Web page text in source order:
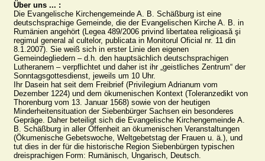
Über uns ... :
Die Evangelische Kirchengemeinde A. B. Schäßburg ist eine
deutschsprachige Gemeinde, die der Evangelischen Kirche A. B. in
Rumänien angehört (Legea 489/2006 privind libertatea religioasă şi
regimul general al cultelor, publicata in Monitorul Oficial nr. 11 din
8.1.2007). Sie weiß sich in erster Linie den eigenen
Gemeindegliedern – d.h. den hauptsächlich deutschsprachigen
Lutheranern – verpflichtet und daher ist ihr „geistliches Zentrum“ der
Sonntagsgottesdienst, jeweils um 10 Uhr.
Ihr Dasein hat seit dem Freibrief (Privilegium Adrianum vom
Dezember 1224) und dem ökumenischen Kontext (Toleranzedikt von
Thorenburg vom 13. Januar 1568) sowie von der heutigen
Minderheitensituation der Siebenbürger Sachsen ein besonderes
Gepräge. Daher beteiligt sich die Evangelische Kirchengemeinde A.
B. Schäßburg in aller Offenheit an ökumenischen Veranstaltungen
(Ökumenische Gebetswoche, Weltgebetstag der Frauen u. ä.), und
tut dies in der für die historische Region Siebenbürgen typischen
dreisprachigen Form: Rumänisch, Ungarisch, Deutsch.